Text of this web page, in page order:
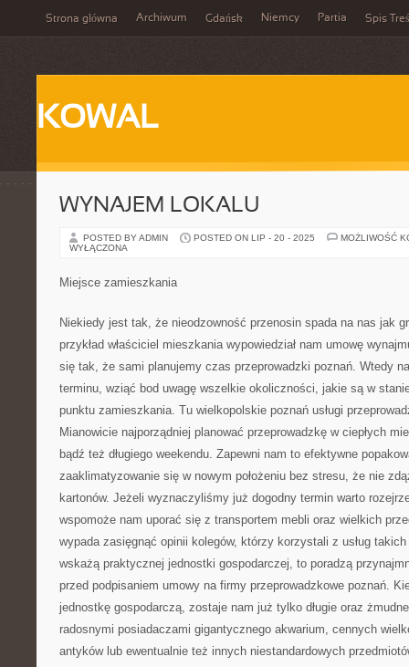
Strona główna Archiwum Gdańsk Niemcy Partia Spis
KOWAL
WYNAJEM LOKALU
POSTED BY ADMIN POSTED ON LIP - 20 - 2025
MOŻLIWOŚĆ
WYŁĄCZONA
Miejsce zamieszkania
Niekiedy jest tak, że nieodzowność przenosin spada na nas jak
przykład właściciel mieszkania wypowiedział nam umowę
się tak, że sami planujemy czas przeprowadzki poznań. Wtedy
terminu, wziąć bod uwagę wszelkie okoliczności, jakie są w
punktu zamieszkania. Tu wielkopolskie poznań usługi
Mianowicie najporządniej planować przeprowadzkę w ciepłych
bądź też długiego weekendu. Zapewni nam to efektywne
zaaklimatyzowanie się w nowym położeniu bez stresu, że nie
kartonów. Jeżeli wyznaczyliśmy już dogodny termin warto
wspomoże nam uporać się z transportem mebli oraz wielkich
wypada zasięgnąć opinii kolegów, którzy korzystali z usług
wskażą praktycznej jednostki gospodarczej, to poradzą
przed podpisaniem umowy na firmy przeprowadzkowe poznań.
jednostkę gospodarczą, zostaje nam już tylko długie oraz
radosnymi posiadaczami gigantycznego akwarium, cennych
antyków lub ewentualnie też innych niestandardowych